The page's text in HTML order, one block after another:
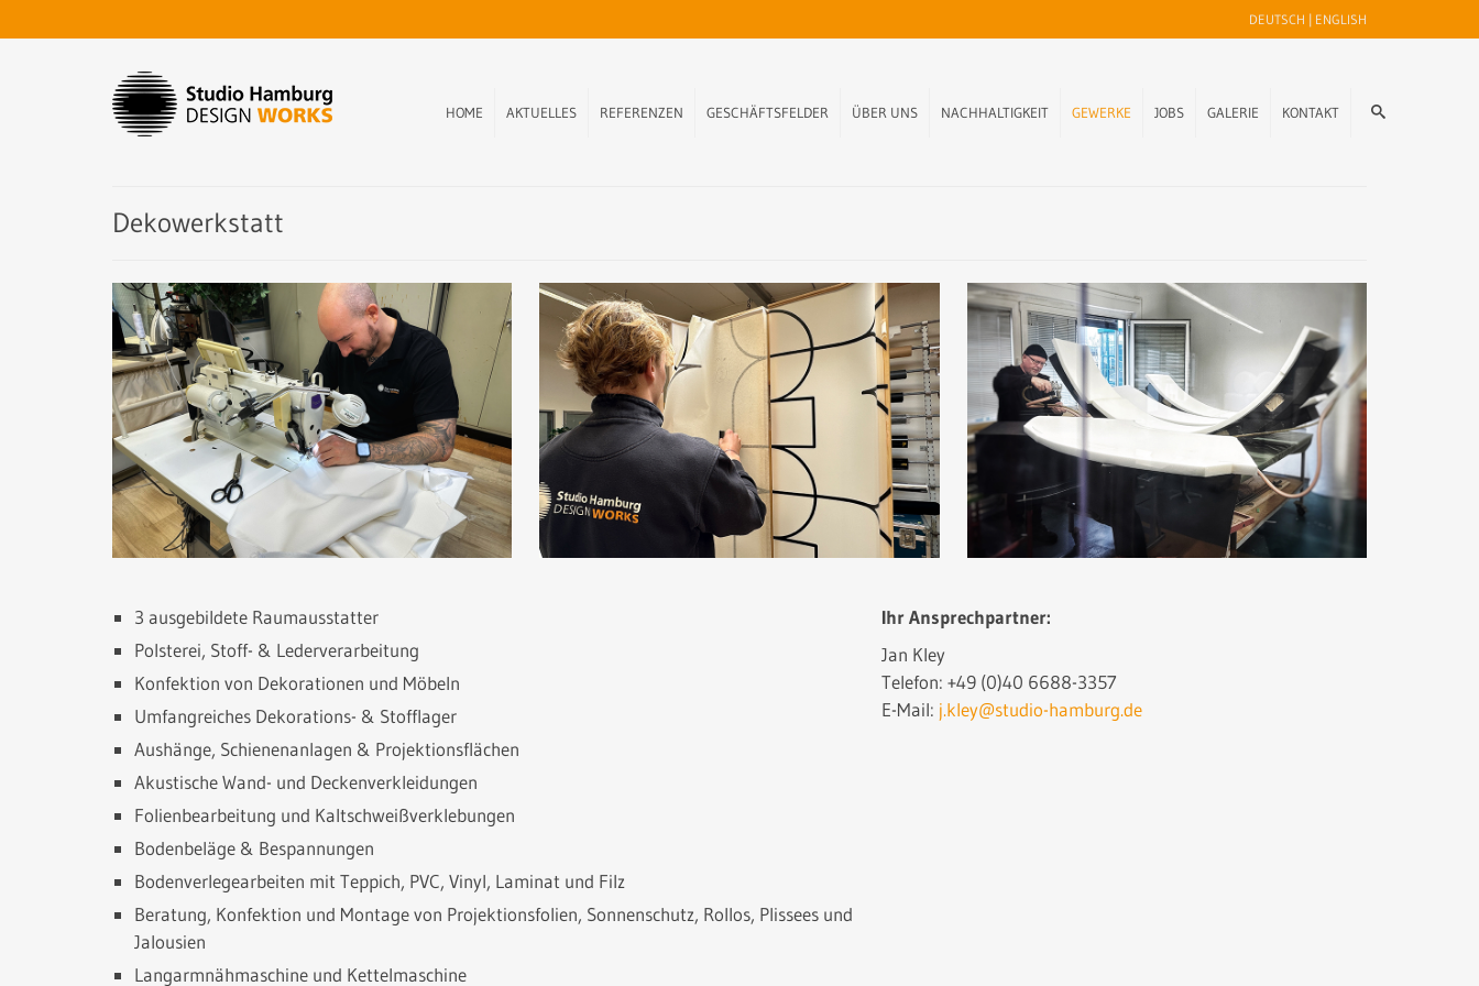
DEUTSCH | ENGLISH
HOME AKTUELLES REFERENZEN GESCHÄFTSFELDER ÜBER UNS NACHHALTIGKEIT GEWERKE JOBS GALERIE KONTAKT
Dekowerkstatt
3 ausgebildete Raumausstatter
Polsterei, Stoff- & Lederverarbeitung
Konfektion von Dekorationen und Möbeln
Umfangreiches Dekorations- & Stofflager
Aushänge, Schienenanlagen & Projektionsflächen
Akustische Wand- und Deckenverkleidungen
Folienbearbeitung und Kaltschweißverklebungen
Bodenbeläge & Bespannungen
Bodenverlegearbeiten mit Teppich, PVC, Vinyl, Laminat und Filz
Beratung, Konfektion und Montage von Projektionsfolien, Sonnenschutz, Rollos, Plissees und
Jalousien
Langarmnähmaschine und Kettelmaschine
Ihr Ansprechpartner:
Jan Kley
Telefon: +49 (0)40 6688-3357
E-Mail: j.kley@studio-hamburg.de